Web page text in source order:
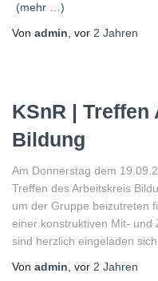
(mehr …)
Von admin , vor 2 Jahren
KSnR |
Bildung
Am Donnerstag dem
Treffen des Arbeitskreis
um der Gruppe beizutreten
einer konstruktiven Mit- und
sind herzlich eingeladen
Von admin , vor 2 Jahren